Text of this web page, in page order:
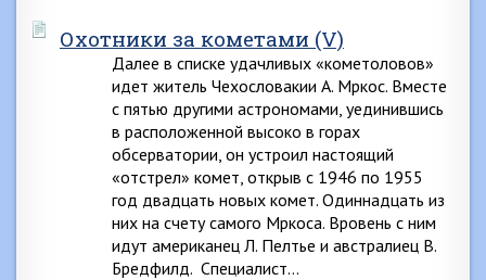
Охотники за кометами (V)
Далее в списке удачливых «кометоловов»
идет житель Чехословакии А. Мркос. Вместе
с пятью другими астрономами, уединившись
в расположенной высоко в горах
обсерватории, он устроил настоящий
«отстрел» комет, открыв с 1946 по 1955
год двадцать новых комет. Одиннадцать из
них на счету самого Мркоса. Вровень с ним
идут американец Л. Пелтье и австралиец В.
Бредфилд. Специалист…